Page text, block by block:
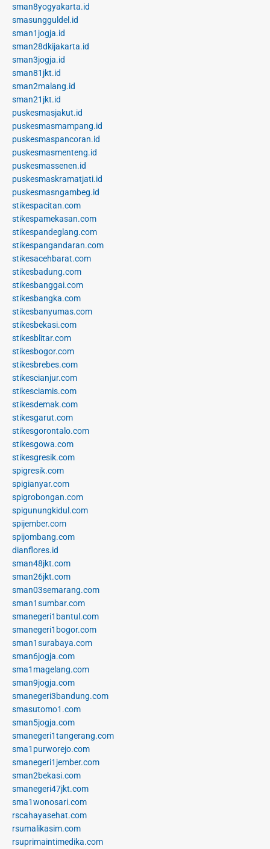
sman8yogyakarta.id
smasungguldel.id
sman1jogja.id
sman28dkijakarta.id
sman3jogja.id
sman81jkt.id
sman2malang.id
sman21jkt.id
puskesmasjakut.id
puskesmasmampang.id
puskesmaspancoran.id
puskesmasmenteng.id
puskesmassenen.id
puskesmaskramatjati.id
puskesmasngambeg.id
stikespacitan.com
stikespamekasan.com
stikespandeglang.com
stikespangandaran.com
stikesacehbarat.com
stikesbadung.com
stikesbanggai.com
stikesbangka.com
stikesbanyumas.com
stikesbekasi.com
stikesblitar.com
stikesbogor.com
stikesbrebes.com
stikescianjur.com
stikesciamis.com
stikesdemak.com
stikesgarut.com
stikesgorontalo.com
stikesgowa.com
stikesgresik.com
spigresik.com
spigianyar.com
spigrobongan.com
spigunungkidul.com
spijember.com
spijombang.com
dianflores.id
sman48jkt.com
sman26jkt.com
sman03semarang.com
sman1sumbar.com
smanegeri1bantul.com
smanegeri1bogor.com
sman1surabaya.com
sman6jogja.com
sma1magelang.com
sman9jogja.com
smanegeri3bandung.com
smasutomo1.com
sman5jogja.com
smanegeri1tangerang.com
sma1purworejo.com
smanegeri1jember.com
sman2bekasi.com
smanegeri47jkt.com
sma1wonosari.com
rscahayasehat.com
rsumalikasim.com
rsuprimaintimedika.com